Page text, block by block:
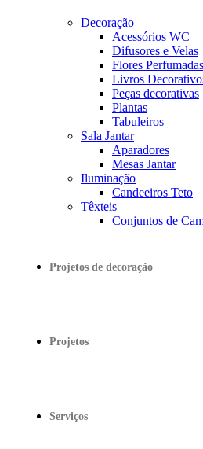
Decoração
Acessórios WC
Difusores e Velas
Flores Perfumadas
Livros
Peças decorativas
Plantas
Tabuleiros
Sala Jantar
Aparadores
Mesas Jantar
Iluminação
Candeeiros Teto
Têxteis
Conjuntos de
Projetos de decoração
Projetos
Serviços